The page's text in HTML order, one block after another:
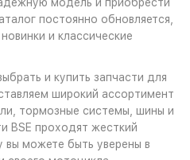
модель и приобрести
постоянно обновляется,
и классические
и купить запчасти для
широкий ассортимент
тормозные системы, шины и
BSE проходят жесткий
вы можете быть уверены в